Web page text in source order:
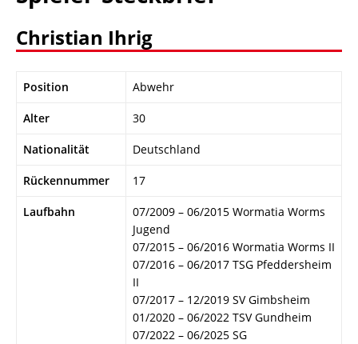
Christian Ihrig
Position Abwehr
Alter 30
Nationalität Deutschland
Rückennummer 17
Laufbahn
07/2009 – 06/2015 Wormatia Worms
Jugend
07/2015 – 06/2016 Wormatia Worms II
07/2016 – 06/2017 TSG Pfeddersheim
II
07/2017 – 12/2019 SV Gimbsheim
01/2020 – 06/2022 TSV Gundheim
07/2022 – 06/2025 SG